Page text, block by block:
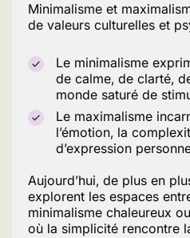
Minimalisme et
de valeurs culturelles et
Le minimalisme
de calme, de clarté,
monde saturé de
Le maximalisme
l’émotion, la
d’expression
Aujourd’hui, de plus en
explorent les espaces
minimalisme chaleureux
où la simplicité rencontre